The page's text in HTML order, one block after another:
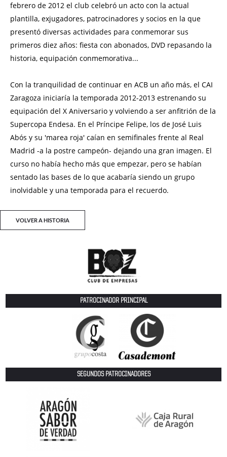
febrero de 2012 el club celebró un acto con la actual
plantilla, exjugadores, patrocinadores y socios en la que
presentó diversas actividades para conmemorar sus
primeros diez años: fiesta con abonados, DVD repasando la
historia, equipación conmemorativa...
Con la tranquilidad de continuar en ACB un año más, el CAI
Zaragoza iniciaría la temporada 2012-2013 estrenando su
equipación del X Aniversario y volviendo a ser anfitrión de la
Supercopa Endesa. En el Príncipe Felipe, los de José Luis
Abós y su 'marea roja' caían en semifinales frente al Real
Madrid -a la postre campeón- dejando una gran imagen. El
curso no había hecho más que empezar, pero se habían
sentado las bases de lo que acabaría siendo un grupo
inolvidable y una temporada para el recuerdo.
VOLVER A HISTORIA
PATROCINADOR PRINCIPAL
SEGUNDOS PATROCINADORES